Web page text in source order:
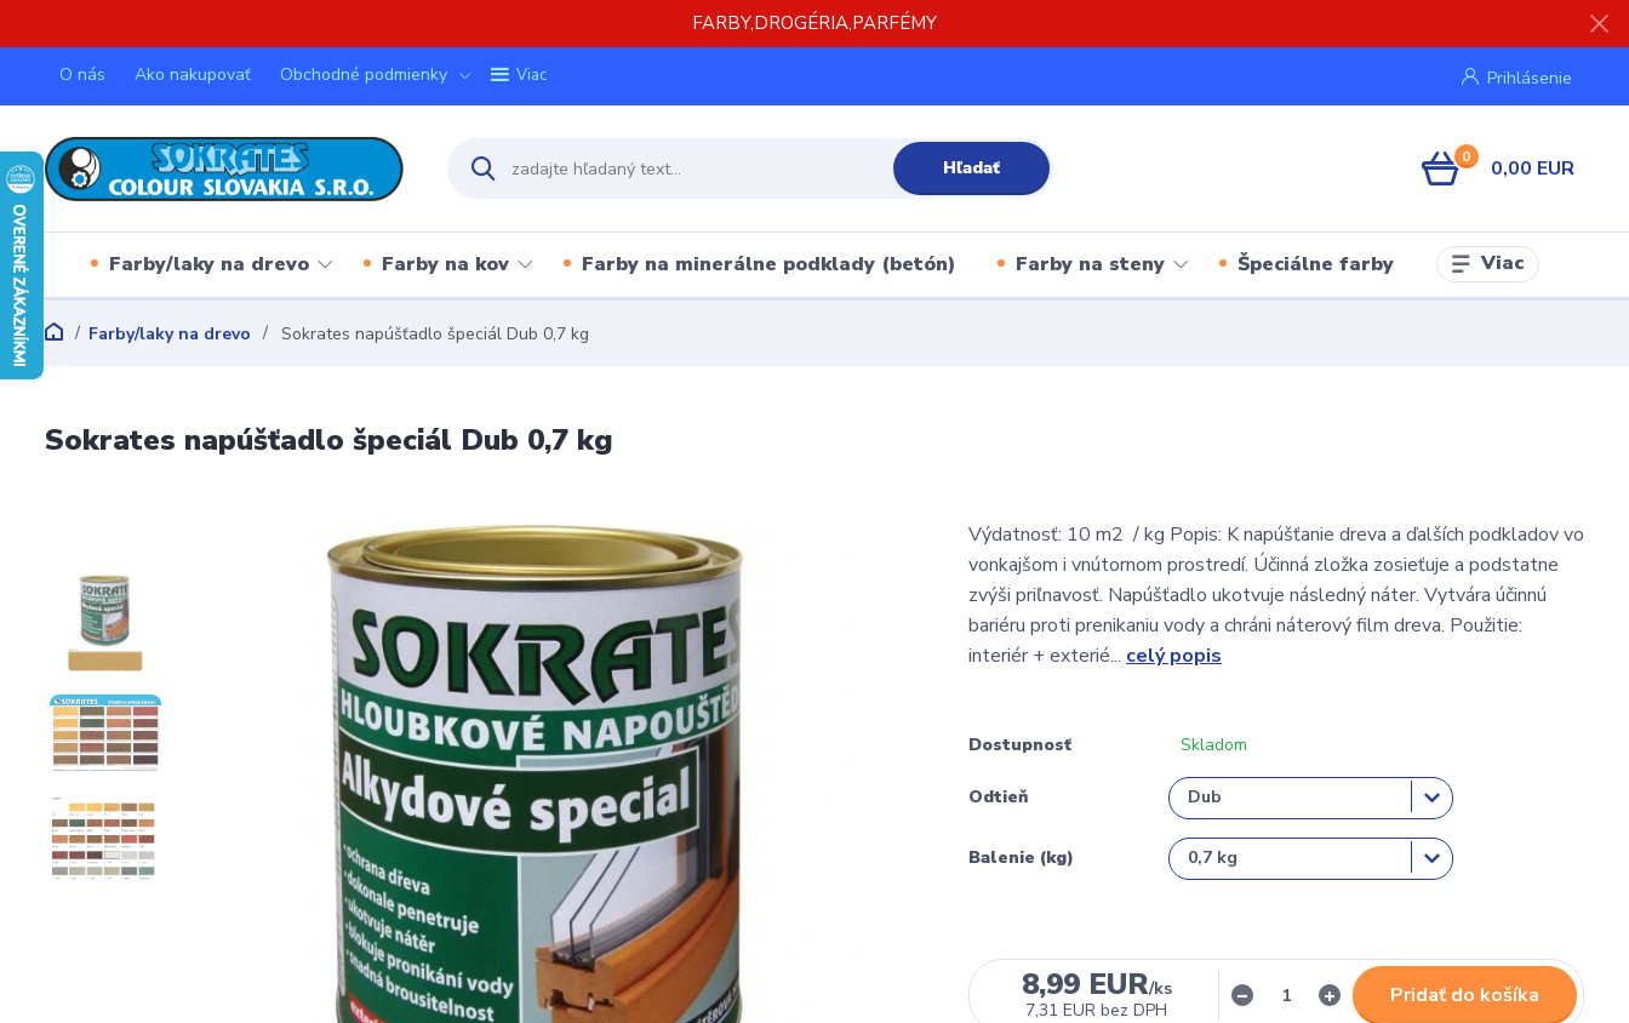
FARBY,DROGÉRIA,PARFÉMY
O nás Ako nakupovať Obchodné podmienky Viac Prihlásenie
Hľadať 0 0,00 EUR
Farby/laky na drevo Farby na kov Farby na minerálne podklady (betón) Farby na steny Špeciálne farby Viac
Farby/laky na drevo Sokrates napúšťadlo špeciál Dub 0,7 kg
Sokrates napúšťadlo špeciál Dub 0,7 kg
Výdatnosť: 10 m2 / kg Popis: K napúšťanie dreva a ďalších podkladov vo
vonkajšom i vnútornom prostredí. Účinná zložka zosieťuje a podstatne
zvýši priľnavosť. Napúšťadlo ukotvuje následný náter. Vytvára účinnú
bariéru proti prenikaniu vody a chráni náterový film dreva. Použitie:
interiér + exterié... celý popis
Dostupnosť Skladom
Odtieň
Balenie (kg)
8,99 EUR/ks
7,31 EUR bez DPH
Pridať do košíka